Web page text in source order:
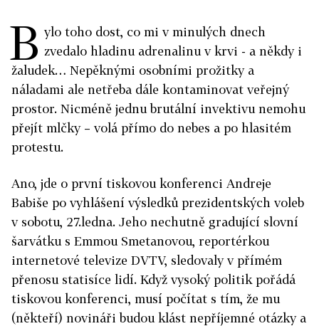
B ylo toho dost, co mi v minulých dnech
zvedalo hladinu adrenalinu v krvi - a někdy i
žaludek… Nepěknými osobními prožitky a
náladami ale netřeba dále kontaminovat veřejný
prostor. Nicméně jednu brutální invektivu nemohu
přejít mlčky – volá přímo do nebes a po hlasitém
protestu.
Ano, jde o první tiskovou konferenci Andreje
Babiše po vyhlášení výsledků prezidentských voleb
v sobotu, 27.ledna. Jeho nechutně gradující slovní
šarvátku s Emmou Smetanovou, reportérkou
internetové televize DVTV, sledovaly v přímém
přenosu statisíce lidí. Když vysoký politik pořádá
tiskovou konferenci, musí počítat s tím, že mu
(někteří) novináři budou klást nepříjemné otázky a